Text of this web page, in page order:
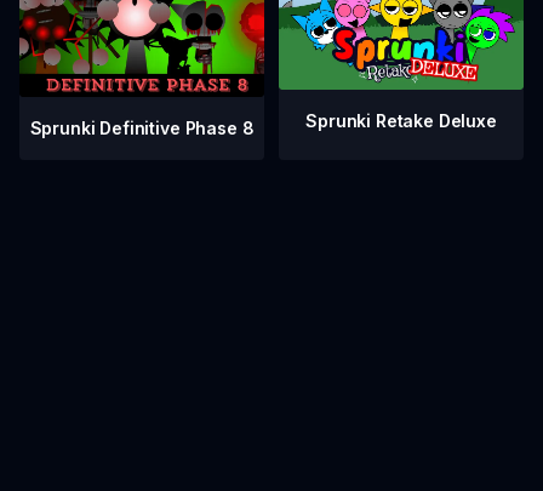
Sprunki Definitive Phase 8 Sprunki Retake Deluxe